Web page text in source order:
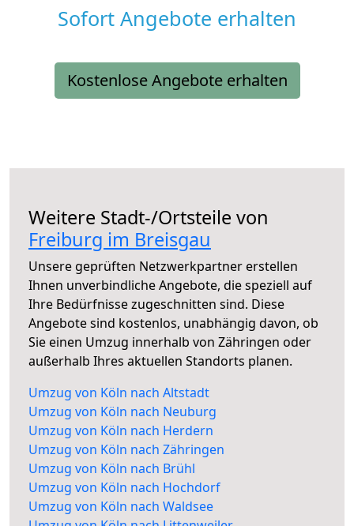
Sofort Angebote erhalten
Kostenlose Angebote erhalten
Weitere Stadt-/Ortsteile von
Freiburg im Breisgau
Unsere geprüften Netzwerkpartner erstellen
Ihnen unverbindliche Angebote, die speziell auf
Ihre Bedürfnisse zugeschnitten sind. Diese
Angebote sind kostenlos, unabhängig davon, ob
Sie einen Umzug innerhalb von Zähringen oder
außerhalb Ihres aktuellen Standorts planen.
Umzug von Köln nach Altstadt
Umzug von Köln nach Neuburg
Umzug von Köln nach Herdern
Umzug von Köln nach Zähringen
Umzug von Köln nach Brühl
Umzug von Köln nach Hochdorf
Umzug von Köln nach Waldsee